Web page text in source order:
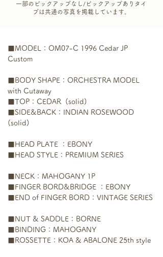
​一部のピックアップなし/ピックアップありタイ
プは共通の写真を掲載しています。
■MODEL：OM07-C 1996 Cedar JP
Custom
■BODY SHAPE：ORCHESTRA MODEL
with Cutaway
■TOP：CEDAR  (solid)
■SIDE&BACK：INDIAN ROSEWOOD
(solid)​
■HEAD PLATE ：EBONY
■HEAD STYLE：PREMIUM SERIES
■NECK：MAHOGANY 1P
■FINGER BORD&BRIDGE ：EBONY
■END of FINGER BORD：VINTAGE SERIES
■NUT & SADDLE：BORNE
■BINDING：MAHOGANY
■ROSSETTE：KOA & ABALONE 25th style